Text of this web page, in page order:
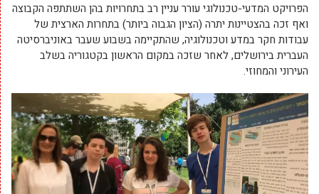
הפרויקט המדעי-טכנולוגי עורר עניין רב בתחרויות בהן השתתפה הקבוצה
ואף זכה בהצטיינות יתרה (הציון הגבוה ביותר) בתחרות הארצית של
עבודות חקר במדע וטכנולוגיה, שהתקיימה בשבוע שעבר באוניברסיטה
העברית בירושלים, לאחר שזכה במקום הראשון בקטגוריה בשלב
העירוני והמחוזי.